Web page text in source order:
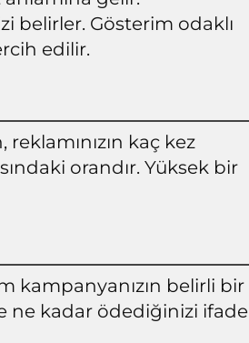
belirler. Gösterim odaklı
edilir.
reklamınızın kaç kez
orandır. Yüksek bir
kampanyanızın belirli bir
ne kadar ödediğinizi ifade